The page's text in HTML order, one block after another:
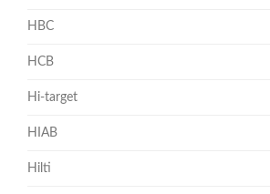
HBC
HCB
Hi-target
HIAB
Hilti